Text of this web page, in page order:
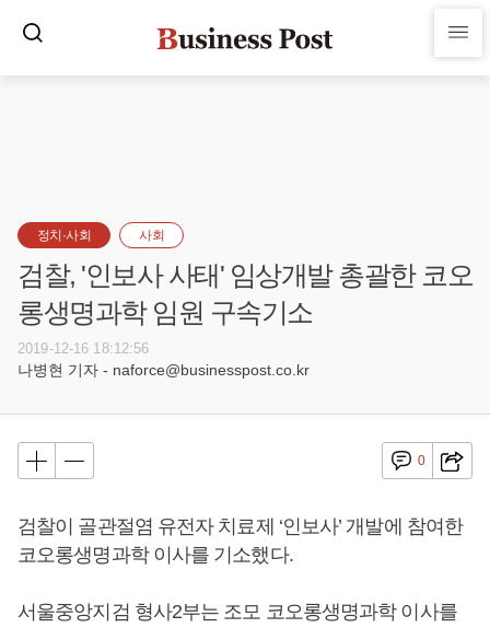
정치·사회 사회
검찰, '인보사 사태' 임상개발 총괄한 코오
롱생명과학 임원 구속기소
2019-12-16 18:12:56
나병현 기자 - naforce@businesspost.co.kr
0
검찰이 골관절염 유전자 치료제 ‘인보사’ 개발에 참여한
코오롱생명과학 이사를 기소했다.
서울중앙지검 형사2부는 조모 코오롱생명과학 이사를